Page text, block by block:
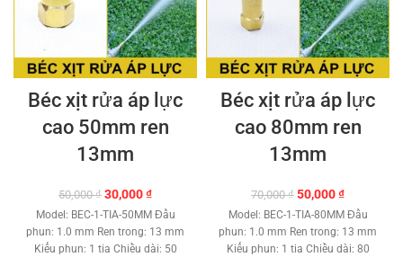
Béc xịt rửa áp lực
cao 50mm ren
13mm
50,000₫ Giá
gốc
là:
50,000 ₫.
30,000₫Giá
hiện
tại
là:
Model: BEC-1-TIA-50MM Đầu
phun: 1.0 mm Ren trong: 13 mm
Kiểu phun: 1 tia Chiều dài: 50
Béc xịt rửa áp lực
cao 80mm ren
13mm
70,000₫ Giá
gốc
là:
70,000 ₫.
50,000₫Giá
hiện
tại
là:
Model: BEC-1-TIA-80MM Đầu
phun: 1.0 mm Ren trong: 13 mm
Kiểu phun: 1 tia Chiều dài: 80